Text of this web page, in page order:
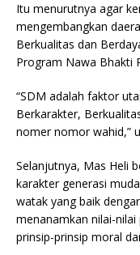
Itu menurutnya agar
mengembangkan
Berkualitas dan
Program Nawa Bhakti
“SDM adalah faktor
Berkarakter,
nomer nomor wahid,”
Selanjutnya, Mas Heli
karakter generasi
watak yang baik
menanamkan nilai-
prinsip-prinsip moral